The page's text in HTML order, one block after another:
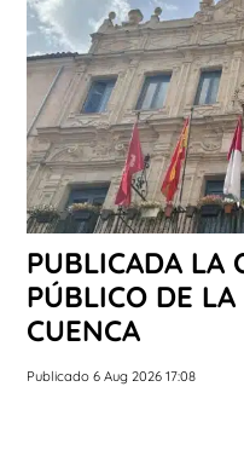
PUBLICADA LA
PÚBLICO DE
CUENCA
Publicado 6 Aug 2026 17:08